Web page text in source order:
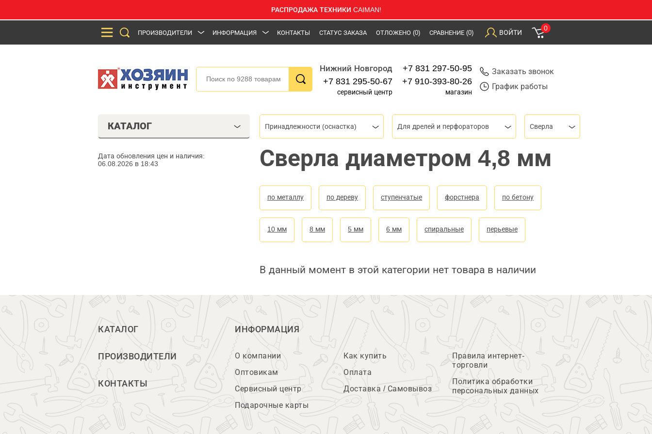
РАСПРОДАЖА ТЕХНИКИ CAIMAN!
ПРОИЗВОДИТЕЛИ ИНФОРМАЦИЯ КОНТАКТЫ СТАТУС ЗАКАЗА ОТЛОЖЕНО (0) СРАВНЕНИЕ (0) ВОЙТИ
0
Нижний Новгород
+7 831 295-50-67
сервисный центр
+7 831 297-50-95
+7 910-393-80-26
магазин
Заказать звонок
График работы
КАТАЛОГ
Дата обновления цен и наличия:
06.08.2026 в 18:43
Принадлежности (оснастка) Для дрелей и перфораторов Сверла
Сверла диаметром 4,8 мм
по металлу по дереву ступенчатые форстнера по бетону
10 мм 8 мм 5 мм 6 мм спиральные перьевые
В данный момент в этой категории нет товара в наличии
КАТАЛОГ
ПРОИЗВОДИТЕЛИ
КОНТАКТЫ
ИНФОРМАЦИЯ
О компании
Оптовикам
Сервисный центр
Подарочные карты
Как купить
Оплата
Доставка / Самовывоз
Правила интернет-
торговли
Политика обработки
персональных данных